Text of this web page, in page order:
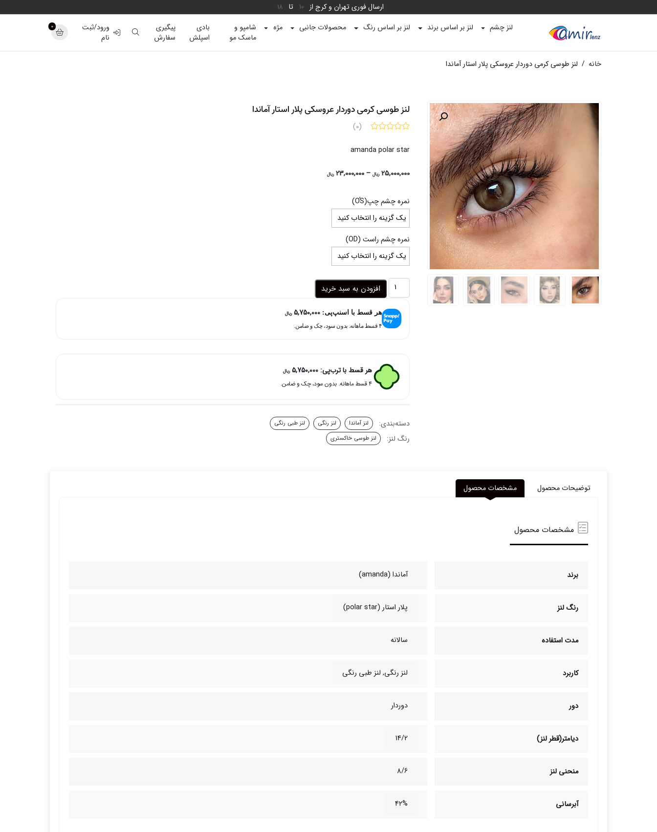
ارسال فوری تهران و کرج از 10 تا 18
لنز چشم لنز بر اساس برند لنز بر اساس رنگ محصولات جانبی مژه
شامپو و
ماسک مو
بادی
اسپلش
پیگیری
سفارش
ورود/ثبت
نام
0
خانه / لنز طوسی کرمی دوردار عروسکی پلار استار آماندا
لنز طوسی کرمی دوردار عروسکی پلار استار آماندا
(0)
amanda polar star
25,000,000 ریال –
23,000,000 ریالPrice
نمره چشم چپ(OُS)
نمره چشم راست (OD)
لنز
طوسی
دوردار
عروسکی
افزودن به سبد خرید
هر قسط با اسنپ‌پی: 5,750,000 ریال
۴ قسط ماهانه. بدون سود، چک و ضامن.
هر قسط با ترب‌پی: 5,750,000 ریال
۴ قسط ماهانه. بدون سود، چک و ضامن.
دسته‌بندی: لنز آماندا لنز رنگی لنز طبی رنگی
رنگ لنز: لنز طوسی خاکستری
توضیحات محصول مشخصات محصول
مشخصات محصول
برند آماندا (amanda)
رنگ لنز پلار استار (polar star)
مدت استفاده سالانه
کاربرد لنز رنگی, لنز طبی‌ رنگی
دور دوردار
دیامتر(قطر لنز) 14/2
منحنی لنز 8/6
آبرسانی 42%